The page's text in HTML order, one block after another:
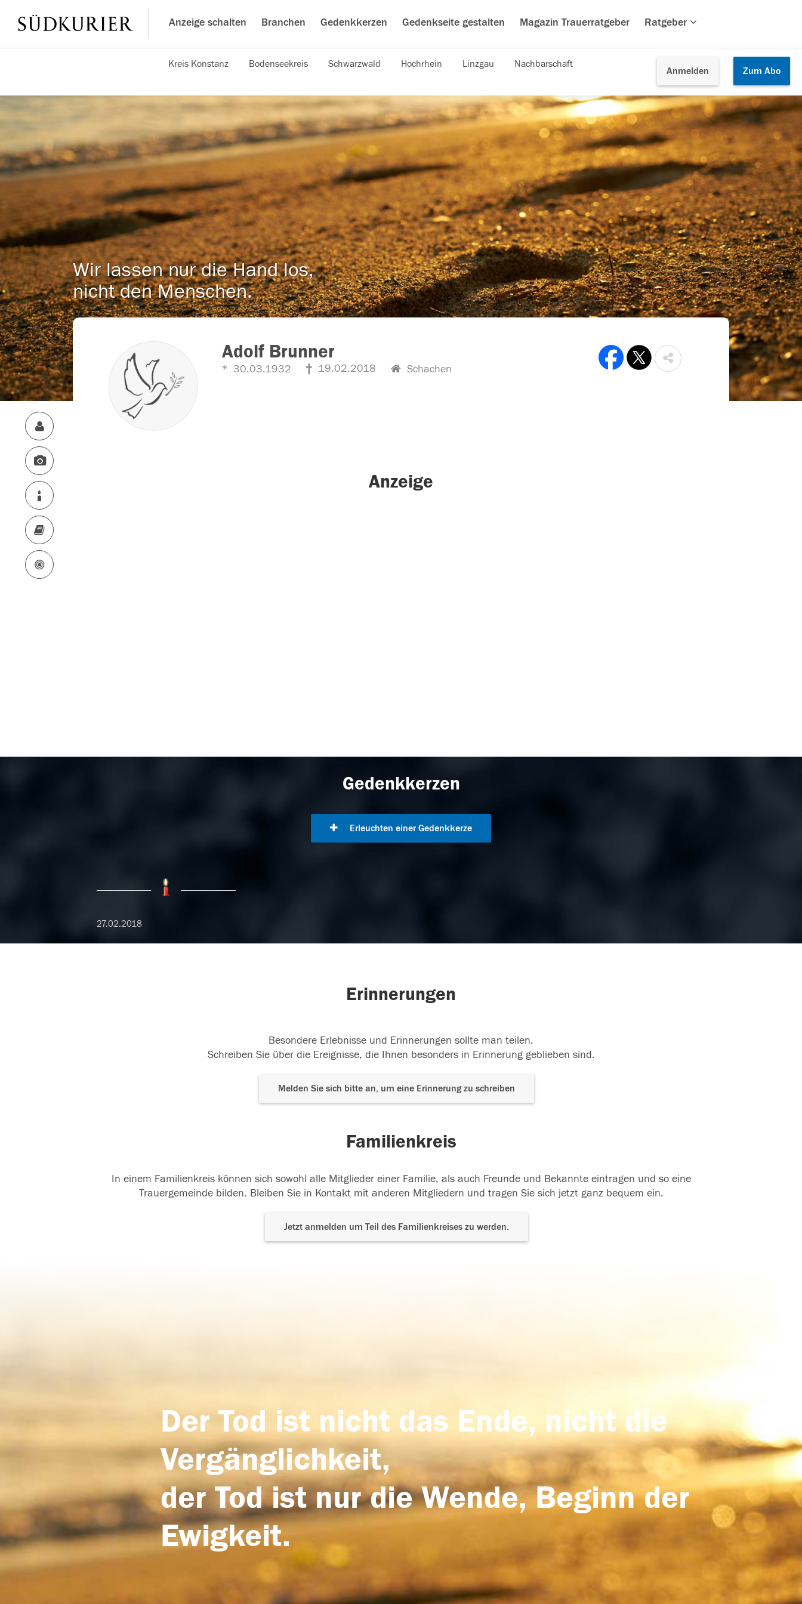
Anzeige schalten Branchen Gedenkkerzen Gedenkseite gestalten Magazin Trauerratgeber Ratgeber
Anmelden Zum Abo
Kreis Konstanz Bodenseekreis Schwarzwald Hochrhein Linzgau Nachbarschaft
Wir lassen nur die Hand los,
nicht den Menschen.
Adolf Brunner
30.03.1932 19.02.2018 Schachen
Anzeige
Gedenkkerzen
Erleuchten einer Gedenkkerze
27.02.2018
Erinnerungen
Besondere Erlebnisse und Erinnerungen sollte man teilen.
Schreiben Sie über die Ereignisse, die Ihnen besonders in Erinnerung geblieben sind.
Melden Sie sich bitte an, um eine Erinnerung zu schreiben
Familienkreis
In einem Familienkreis können sich sowohl alle Mitglieder einer Familie, als auch Freunde und Bekannte eintragen und so eine
Trauergemeinde bilden. Bleiben Sie in Kontakt mit anderen Mitgliedern und tragen Sie sich jetzt ganz bequem ein.
Jetzt anmelden um Teil des Familienkreises zu werden.
Der Tod ist nicht das Ende, nicht die
Vergänglichkeit,
der Tod ist nur die Wende, Beginn der
Ewigkeit.